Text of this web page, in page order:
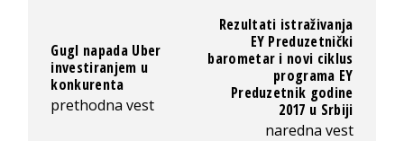
Gugl napada Uber
investiranjem u
konkurenta
prethodna vest
Rezultati istraživanja
EY Preduzetnički
barometar i novi ciklus
programa EY
Preduzetnik godine
2017 u Srbiji
naredna vest